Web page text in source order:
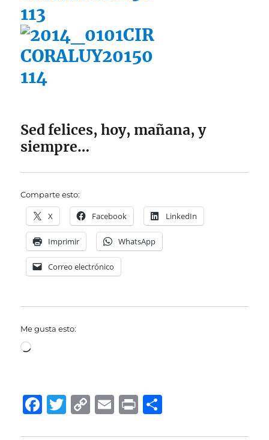
Sed felices, hoy, mañana, y
siempre…
Comparte esto:
X Facebook LinkedIn
Imprimir WhatsApp
Correo electrónico
Me gusta esto:
Cargando...
F
T
C
E
P